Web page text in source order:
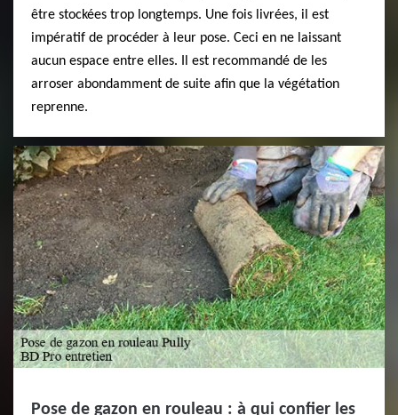
être stockées trop longtemps. Une fois livrées, il est
impératif de procéder à leur pose. Ceci en ne laissant
aucun espace entre elles. Il est recommandé de les
arroser abondamment de suite afin que la végétation
reprenne.
Pose de gazon en rouleau : à qui confier les